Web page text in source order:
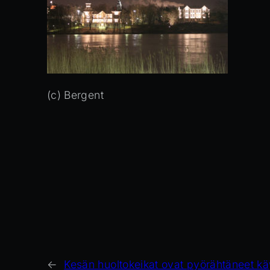
(c) Bergent
← Kesän huoltokeikat ovat pyörähtäneet